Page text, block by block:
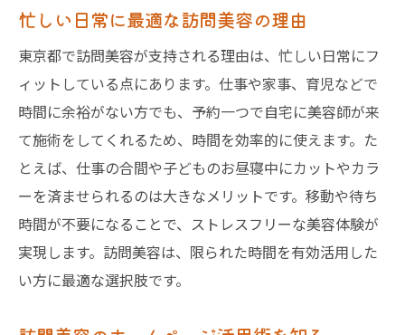
訪問美容の出張費と施術料金の目安
訪問カット料金の比較ポイント解説
訪問美容の料金体系を見極める方法
訪問美容サービスの費用を抑える工夫
訪問美容で納得できる料金を選ぶコツ
個人宅で受ける訪問美容サービスの流れ
訪問美容個人宅での施術準備のポイント
自宅での訪問美容サービス開始までの流れ
訪問美容の施術前に確認したい事項
訪問美容をスムーズに受けるための工夫
忙しい日常に最適な訪問美容の理由
東京都で訪問美容が支持される理由は、忙しい日常にフ
ィットしている点にあります。仕事や家事、育児などで
時間に余裕がない方でも、予約一つで自宅に美容師が来
て施術をしてくれるため、時間を効率的に使えます。た
とえば、仕事の合間や子どものお昼寝中にカットやカラ
ーを済ませられるのは大きなメリットです。移動や待ち
時間が不要になることで、ストレスフリーな美容体験が
実現します。訪問美容は、限られた時間を有効活用した
い方に最適な選択肢です。